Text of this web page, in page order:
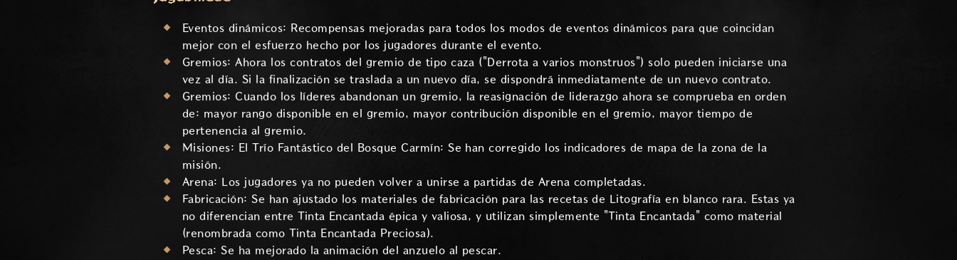
Eventos dinámicos: Recompensas mejoradas para todos los modos de eventos dinámicos para que coincidan
mejor con el esfuerzo hecho por los jugadores durante el evento.
Gremios: Ahora los contratos del gremio de tipo caza ("Derrota a varios monstruos") solo pueden iniciarse una
vez al día. Si la finalización se traslada a un nuevo día, se dispondrá inmediatamente de un nuevo contrato.
Gremios: Cuando los líderes abandonan un gremio, la reasignación de liderazgo ahora se comprueba en orden
de: mayor rango disponible en el gremio, mayor contribución disponible en el gremio, mayor tiempo de
pertenencia al gremio.
Misiones: El Trío Fantástico del Bosque Carmín: Se han corregido los indicadores de mapa de la zona de la
misión.
Arena: Los jugadores ya no pueden volver a unirse a partidas de Arena completadas.
Fabricación: Se han ajustado los materiales de fabricación para las recetas de Litografía en blanco rara. Estas ya
no diferencian entre Tinta Encantada épica y valiosa, y utilizan simplemente "Tinta Encantada" como material
(renombrada como Tinta Encantada Preciosa).
Pesca: Se ha mejorado la animación del anzuelo al pescar.